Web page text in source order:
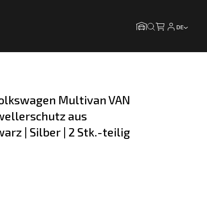
DE
Multivan VAN
aus
| Silber | 2 Stk.-teilig